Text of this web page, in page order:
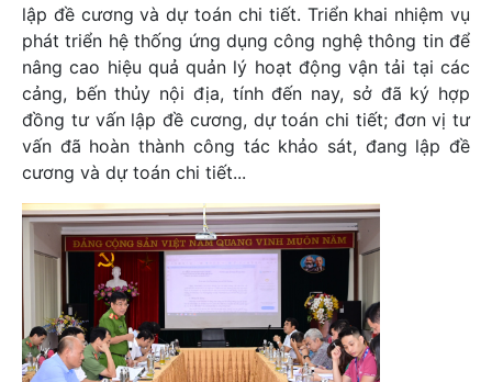
lập đề cương và dự toán chi tiết. Triển khai nhiệm vụ
phát triển hệ thống ứng dụng công nghệ thông tin để
nâng cao hiệu quả quản lý hoạt động vận tải tại các
cảng, bến thủy nội địa, tính đến nay, sở đã ký hợp
đồng tư vấn lập đề cương, dự toán chi tiết; đơn vị tư
vấn đã hoàn thành công tác khảo sát, đang lập đề
cương và dự toán chi tiết...